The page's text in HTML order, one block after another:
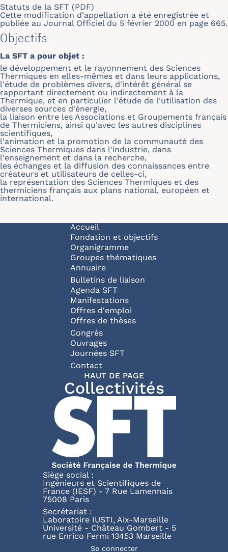
Statuts de la SFT (PDF)
Cette modification d'appellation a été enregistrée et
publiée au Journal Officiel du 5 février 2000 en page 665.
Objectifs
La SFT a pour objet :
le développement et le rayonnement des Sciences
Thermiques en elles-mêmes et dans leurs applications,
l'étude de problèmes divers, d'intérêt général se
rapportant directement ou indirectement à la
Thermique, et en particulier l'étude de l'utilisation des
diverses sources d'énergie,
la liaison entre les Associations et Groupements français
de Thermiciens, ainsi qu'avec les autres disciplines
scientifiques,
l'animation et la promotion de la communauté des
Sciences Thermiques dans l'industrie, dans
l'enseignement et dans la recherche,
les échanges et la diffusion des connaissances entre
créateurs et utilisateurs de celles-ci,
la représentation des Sciences Thermiques et des
thermiciens français aux plans national, européen et
international.
Navigation principale
Accueil
Fondation et objectifs
Organigramme
Groupes thématiques
Annuaire
Bulletins de liaison
Agenda SFT
Manifestations
Offres d'emploi
Offres de thèses
Congrès
Ouvrages
Journées SFT
Pied de page
Contact
HAUT DE PAGE
Collectivités
Siège social :
Ingénieurs et Scientifiques de
France (IESF) - 7 Rue Lamennais
75008 Paris
Secrétariat :
Laboratoire IUSTI, Aix-Marseille
Université - Château Gombert - 5
rue Enrico Fermi 13453 Marseille
Se connecter